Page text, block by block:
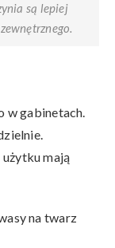
są lepiej
w gabinetach.
mają
na twarz